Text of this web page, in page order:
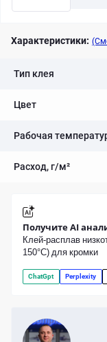
Характеристики:
Тип клея
Цвет
Рабочая
Расход, г/м²
Получите AI
Клей-расплав
150°С) для кромки
ChatGpt Perplexity